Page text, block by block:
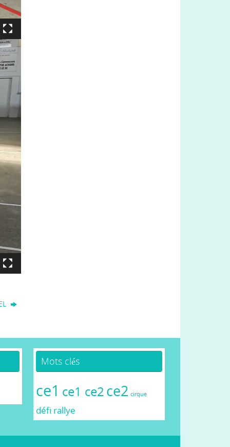
Mots clés
ce1 ce1 ce2ce2 cirque
défi rallye